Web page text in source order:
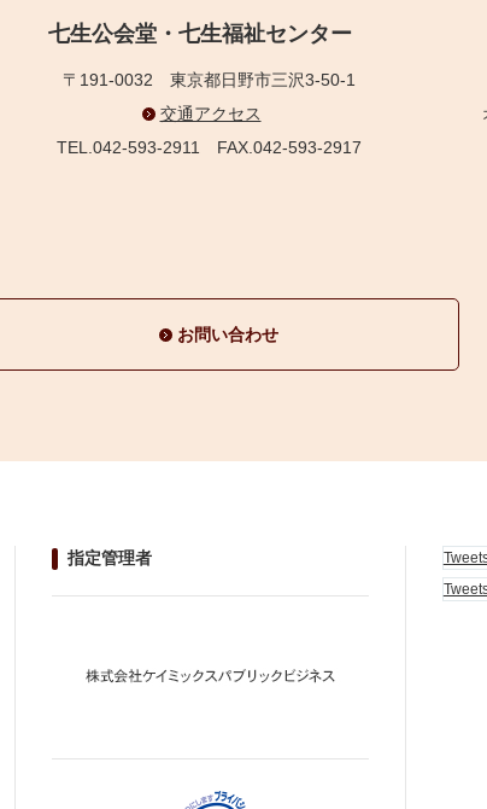
七生公会堂・七生福祉センター
〒191-0032 東京都日野市三沢3-50-1
交通アクセス
TEL.042-593-2911 FAX.042-593-2917
お問い合わせ
指定管理者